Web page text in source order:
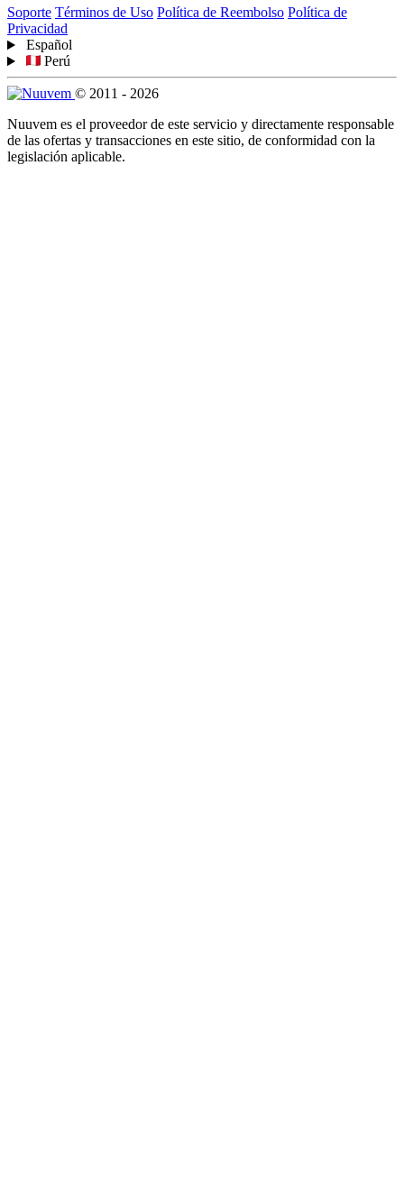
Soporte Términos de Uso Política de Reembolso Política de
Privacidad
Español
Perú
© 2011 - 2026
Nuuvem es el proveedor de este servicio y directamente responsable
de las ofertas y transacciones en este sitio, de conformidad con la
legislación aplicable.